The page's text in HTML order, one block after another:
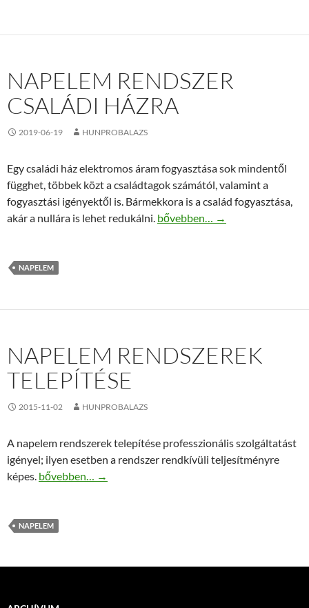
NAPELEM RENDSZER
CSALÁDI HÁZRA
2019-06-19 HUNPROBALAZS
Egy családi ház elektromos áram fogyasztása sok mindentől
függhet, többek közt a családtagok számától, valamint a
fogyasztási igényektől is. Bármekkora is a család fogyasztása,
akár a nullára is lehet redukálni. Napelem rendszer családi házra
bővebben… →
NAPELEM
NAPELEM RENDSZEREK
TELEPÍTÉSE
2015-11-02 HUNPROBALAZS
A napelem rendszerek telepítése professzionális szolgáltatást
igényel; ilyen esetben a rendszer rendkívüli teljesítményre
képes. Napelem rendszerek telepítése
bővebben… →
NAPELEM